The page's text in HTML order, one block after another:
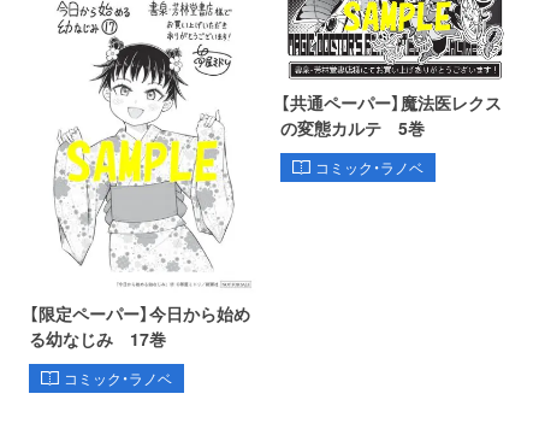
【限定ペーパー】今日から始め
る幼なじみ 17巻
コミック・ラノベ
【共通ペーパー】魔法医レクス
の変態カルテ 5巻
コミック・ラノベ